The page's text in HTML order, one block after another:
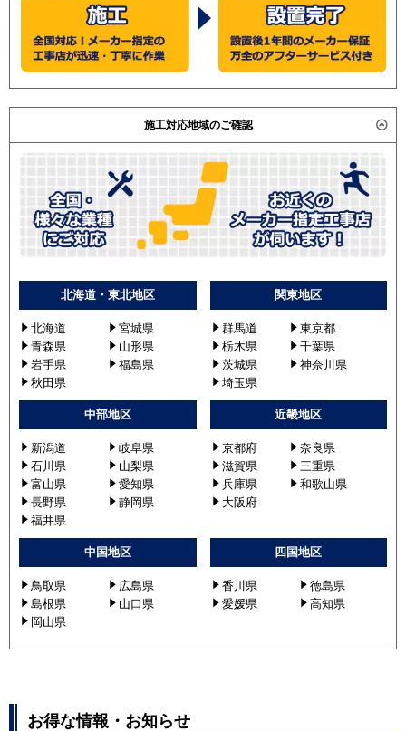
施工対応地域のご確認
北海道・東北地区
北海道
宮城県
青森県
山形県
岩手県
福島県
秋田県
関東地区
群馬道
東京都
栃木県
千葉県
茨城県
神奈川県
埼玉県
中部地区
新潟道
岐阜県
石川県
山梨県
富山県
愛知県
長野県
静岡県
福井県
近畿地区
京都府
奈良県
滋賀県
三重県
兵庫県
和歌山県
大阪府
中国地区
鳥取県
広島県
島根県
山口県
岡山県
四国地区
香川県
徳島県
愛媛県
高知県
お得な情報・お知らせ